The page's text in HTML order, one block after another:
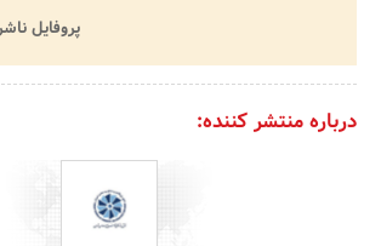
پروفایل
درباره منتشر کننده: